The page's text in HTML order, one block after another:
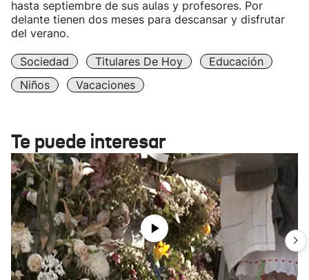
hasta septiembre de sus aulas y profesores. Por
delante tienen dos meses para descansar y disfrutar
del verano.
Sociedad Titulares De Hoy
Educación
Niños
Vacaciones
Te puede interesar